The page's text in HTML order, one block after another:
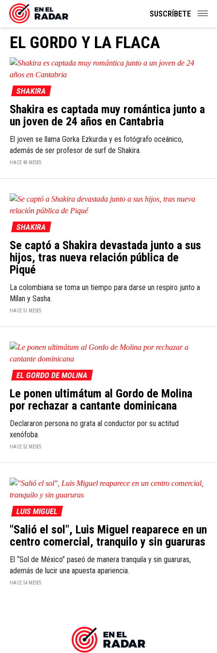
SUSCRÍBETE
EL GORDO Y LA FLACA
SHAKIRA
Shakira es captada muy romántica junto a
un joven de 24 años en Cantabria
El joven se llama Gorka Ezkurdia y es fotógrafo oceánico,
además de ser profesor de surf de Shakira.
HACE 48 MESES
SHAKIRA
Se captó a Shakira devastada junto a sus
hijos, tras nueva relación pública de
Piqué
La colombiana se toma un tiempo para darse un respiro junto a
Mílan y Sasha.
HACE 51 MESES
EL GORDO DE MOLINA
Le ponen ultimátum al Gordo de Molina
por rechazar a cantante dominicana
Declararon persona no grata al conductor por su actitud
xenófoba.
HACE 52 MESES
LUIS MIGUEL
"Salió el sol", Luis Miguel reaparece en un
centro comercial, tranquilo y sin guaruras
El “Sol de México” paseó de manera tranquila y sin guaruras,
además de lucir una apuesta apariencia.
HACE 54 MESES